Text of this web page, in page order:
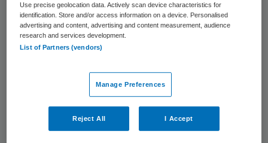
waar we het eigenlijk over hebben.
EPD stopt niet
Velen denken dat het EPD nu stopt.
natuurlijk niet zo. Vrijwel alle artsen en
ziekenhuizen werken inmiddels al met een
elektronisch patiënten dossier. Zij zullen dat
Use precise geolocation data. Actively scan device characteristics for
identification. Store and/or access information on a device. Personalised
advertising and content, advertising and content measurement, audience
research and services development.
List of Partners (vendors)
Manage Preferences
Reject All I Accept